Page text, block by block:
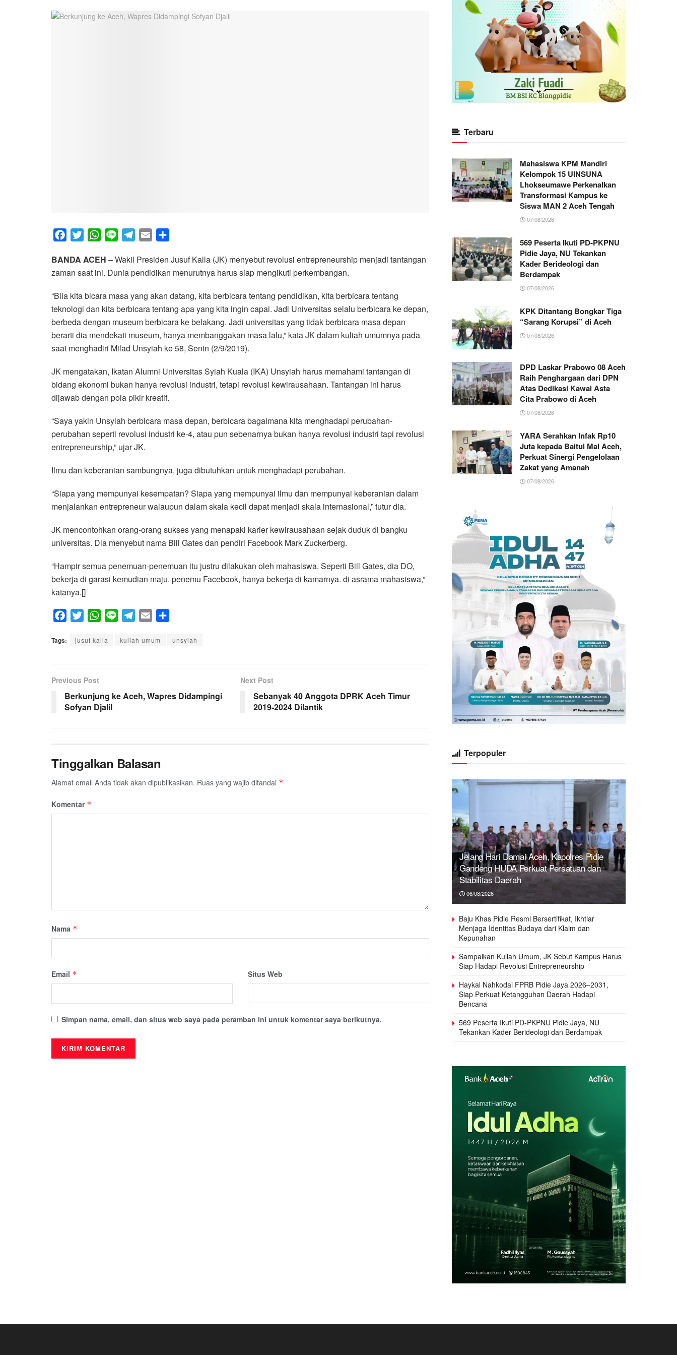
c
e
o
o
k
i
t
e
W
a
t
A
p
p
n
e
e
r
a
m
a
i
a
r
BANDA ACEH – Wakil Presiden Jusuf Kalla (JK) menyebut revolusi entrepreneurship menjadi tantangan
zaman saat ini. Dunia pendidikan menurutnya harus siap mengikuti perkembangan.
“Bila kita bicara masa yang akan datang, kita berbicara tentang pendidikan, kita berbicara tentang
teknologi dan kita berbicara tentang apa yang kita ingin capai. Jadi Universitas selalu berbicara ke depan,
berbeda dengan museum berbicara ke belakang. Jadi universitas yang tidak berbicara masa depan
berarti dia mendekati museum, hanya membanggakan masa lalu,” kata JK dalam kuliah umumnya pada
saat menghadiri Milad Unsyiah ke 58, Senin (2/9/2019).
JK mengatakan, Ikatan Alumni Universitas Syiah Kuala (IKA) Unsyiah harus memahami tantangan di
bidang ekonomi bukan hanya revolusi industri, tetapi revolusi kewirausahaan. Tantangan ini harus
dijawab dengan pola pikir kreatif.
“Saya yakin Unsyiah berbicara masa depan, berbicara bagaimana kita menghadapi perubahan-
perubahan seperti revolusi industri ke-4, atau pun sebenarnya bukan hanya revolusi industri tapi revolusi
entrepreneurship,” ujar JK.
Ilmu dan keberanian sambungnya, juga dibutuhkan untuk menghadapi perubahan.
“Siapa yang mempunyai kesempatan? Siapa yang mempunyai ilmu dan mempunyai keberanian dalam
menjalankan entrepreneur walaupun dalam skala kecil dapat menjadi skala internasional,” tutur dia.
JK mencontohkan orang-orang sukses yang menapaki karier kewirausahaan sejak duduk di bangku
universitas. Dia menyebut nama Bill Gates dan pendiri Facebook Mark Zuckerberg.
“Hampir semua penemuan-penemuan itu justru dilakukan oleh mahasiswa. Seperti Bill Gates, dia DO,
bekerja di garasi kemudian maju. penemu Facebook, hanya bekerja di kamarnya. di asrama mahasiswa,”
katanya.[]
o
o
k
i
e
r
W
a
p
p
n
l
a
a
a
Tags: jusuf kalla kuliah umum unsyiah
Previous Post
Berkunjung ke Aceh, Wapres Didampingi
Sofyan Djalil
Next Post
Sebanyak 40 Anggota DPRK Aceh Timur
2019-2024 Dilantik
Tinggalkan Balasan
Alamat email Anda tidak akan dipublikasikan. Ruas yang wajib ditandai *
Komentar *
Nama *
Email * Situs Web
Simpan nama, email, dan situs web saya pada peramban ini untuk komentar saya berikutnya.
Terbaru
Mahasiswa KPM Mandiri
Kelompok 15 UINSUNA
Lhokseumawe Perkenalkan
Transformasi Kampus ke
Siswa MAN 2 Aceh Tengah
07/08/2026
569 Peserta Ikuti PD-PKPNU
Pidie Jaya, NU Tekankan
Kader Berideologi dan
Berdampak
07/08/2026
KPK Ditantang Bongkar Tiga
“Sarang Korupsi” di Aceh
07/08/2026
DPD Laskar Prabowo 08 Aceh
Raih Penghargaan dari DPN
Atas Dedikasi Kawal Asta
Cita Prabowo di Aceh
07/08/2026
YARA Serahkan Infak Rp10
Juta kepada Baitul Mal Aceh,
Perkuat Sinergi Pengelolaan
Zakat yang Amanah ‎
07/08/2026
Terpopuler
Jelang Hari Damai Aceh, Kapolres Pidie
Gandeng HUDA Perkuat Persatuan dan
Stabilitas Daerah
06/08/2026
Baju Khas Pidie Resmi Bersertifikat, Ikhtiar
Menjaga Identitas Budaya dari Klaim dan
Kepunahan
Sampaikan Kuliah Umum, JK Sebut Kampus Harus
Siap Hadapi Revolusi Entrepreneurship
Haykal Nahkodai FPRB Pidie Jaya 2026–2031,
Siap Perkuat Ketangguhan Daerah Hadapi
Bencana
569 Peserta Ikuti PD-PKPNU Pidie Jaya, NU
Tekankan Kader Berideologi dan Berdampak